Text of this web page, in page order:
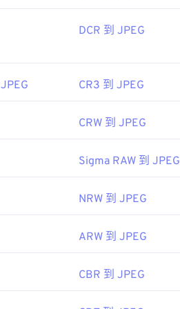
jpg-jpeg-file-4139913
DCR 到 JPEG
CR3 到 JPEG
CRW 到 JPEG
Sigma RAW 到 JPEG
NRW 到 JPEG
ARW 到 JPEG
CBR 到 JPEG